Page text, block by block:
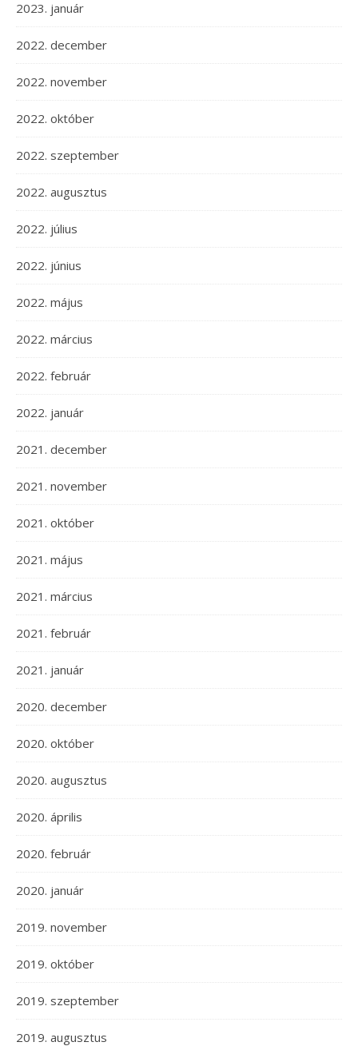
2023. január
2022. december
2022. november
2022. október
2022. szeptember
2022. augusztus
2022. július
2022. június
2022. május
2022. március
2022. február
2022. január
2021. december
2021. november
2021. október
2021. május
2021. március
2021. február
2021. január
2020. december
2020. október
2020. augusztus
2020. április
2020. február
2020. január
2019. november
2019. október
2019. szeptember
2019. augusztus